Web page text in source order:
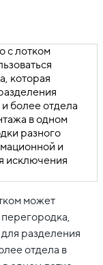
может
разделения
отдела в